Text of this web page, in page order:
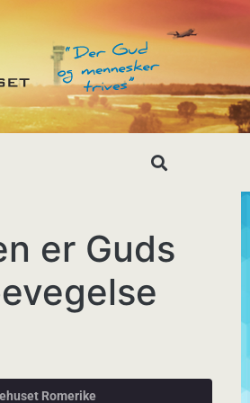
er Guds
Romerike